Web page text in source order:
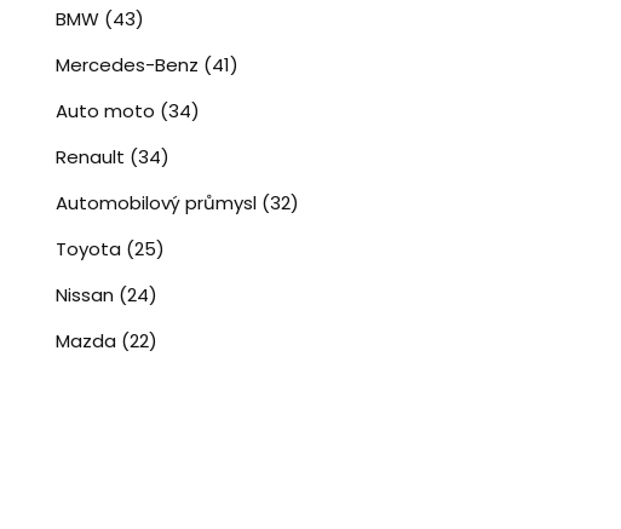
BMW (43)
Mercedes-Benz (41)
Auto moto (34)
Renault (34)
Automobilový průmysl (32)
Toyota (25)
Nissan (24)
Mazda (22)